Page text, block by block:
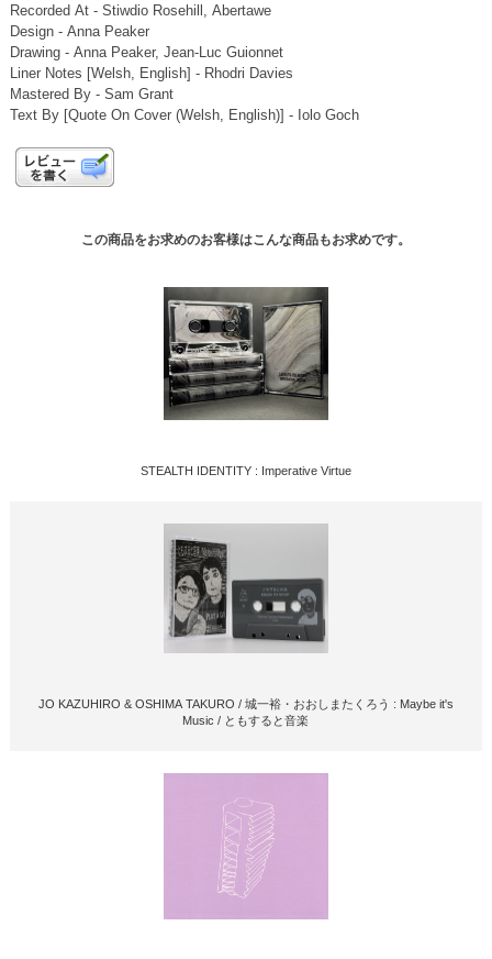
Recorded At - Stiwdio Rosehill, Abertawe
Design - Anna Peaker
Drawing - Anna Peaker, Jean-Luc Guionnet
Liner Notes [Welsh, English] - Rhodri Davies
Mastered By - Sam Grant
Text By [Quote On Cover (Welsh, English)] - Iolo Goch
この商品をお求めのお客様はこんな商品もお求めです。
STEALTH IDENTITY : Imperative Virtue
JO KAZUHIRO & OSHIMA TAKURO / 城一裕・おおしまたくろう : Maybe it's
Music / ともすると音楽